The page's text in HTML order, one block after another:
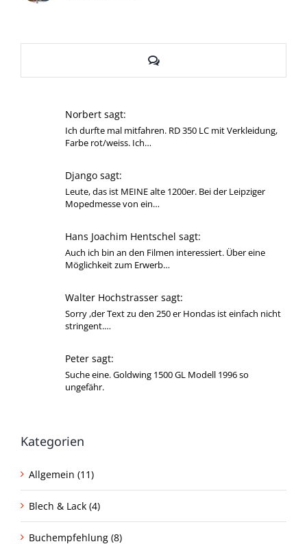
Kommentare
Norbert sagt:
Ich durfte mal mitfahren. RD 350 LC mit Verkleidung,
Farbe rot/weiss. Ich…
Django sagt:
Leute, das ist MEINE alte 1200er. Bei der Leipziger
Mopedmesse von ein…
Hans Joachim Hentschel sagt:
Auch ich bin an den Filmen interessiert. Über eine
Möglichkeit zum Erwerb…
Walter Hochstrasser sagt:
Sorry ,der Text zu den 250 er Hondas ist einfach nicht
stringent.…
Peter sagt:
Suche eine. Goldwing 1500 GL Modell 1996 so
ungefähr.
Kategorien
Allgemein (11)
Blech & Lack (4)
Buchempfehlung (8)